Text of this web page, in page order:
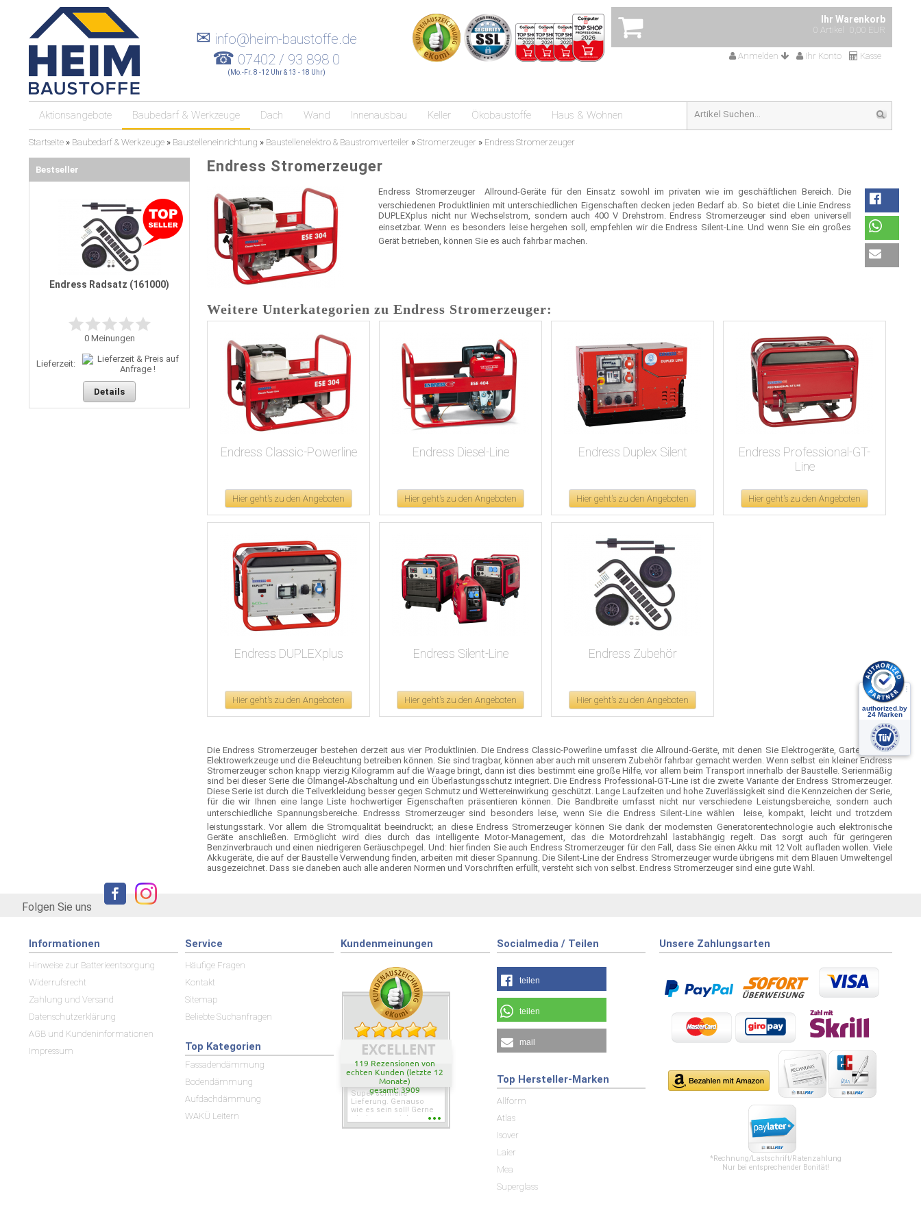
Ihr Warenkorb
0 Artikel 0,00 EUR
Anmelden Ihr Konto Kasse
✉ info@heim-baustoffe.de
☎ 07402 / 93 898 0
(Mo.-Fr. 8 -12 Uhr & 13 - 18 Uhr)
Aktionsangebote Baubedarf & Werkzeuge Dach Wand Innenausbau Keller Ökobaustoffe Haus & Wohnen
Startseite » Baubedarf & Werkzeuge » Baustelleneinrichtung » Baustellenelektro & Baustromverteiler » Stromerzeuger » Endress Stromerzeuger
Endress Stromerzeuger
Endress Stromerzeuger  Allround-Geräte für den Einsatz sowohl im privaten wie im geschäftlichen Bereich. Die
verschiedenen Produktlinien mit unterschiedlichen Eigenschaften decken jeden Bedarf ab. So bietet die Linie Endress
DUPLEXplus nicht nur Wechselstrom, sondern auch 400 V Drehstrom. Endress Stromerzeuger sind eben universell
einsetzbar. Wenn es besonders leise hergehen soll, empfehlen wir die Endress Silent-Line. Und wenn Sie ein großes
Gerät betrieben, können Sie es auch fahrbar machen.
Weitere Unterkategorien zu Endress Stromerzeuger:
Endress Classic-Powerline
Hier geht's zu den Angeboten
Endress Diesel-Line
Hier geht's zu den Angeboten
Endress Duplex Silent
Hier geht's zu den Angeboten
Endress Professional-GT-
Line
Hier geht's zu den Angeboten
Endress DUPLEXplus
Hier geht's zu den Angeboten
Endress Silent-Line
Hier geht's zu den Angeboten
Endress Zubehör
Hier geht's zu den Angeboten
Die Endress Stromerzeuger bestehen derzeit aus vier Produktlinien. Die Endress Classic-Powerline umfasst die Allround-Geräte, mit denen Sie Elektrogeräte, Gartengeräte,
Elektrowerkzeuge und die Beleuchtung betreiben können. Sie sind tragbar, können aber auch mit unserem Zubehör fahrbar gemacht werden. Wenn selbst ein kleiner Endress
Stromerzeuger schon knapp vierzig Kilogramm auf die Waage bringt, dann ist dies bestimmt eine große Hilfe, vor allem beim Transport innerhalb der Baustelle. Serienmäßig
sind bei dieser Serie die Ölmangel-Abschaltung und ein Überlastungsschutz integriert. Die Endress Professional-GT-Line ist die zweite Variante der Endress Stromerzeuger.
Diese Serie ist durch die Teilverkleidung besser gegen Schmutz und Wettereinwirkung geschützt. Lange Laufzeiten und hohe Zuverlässigkeit sind die Kennzeichen der Serie,
für die wir Ihnen eine lange Liste hochwertiger Eigenschaften präsentieren können. Die Bandbreite umfasst nicht nur verschiedene Leistungsbereiche, sondern auch
unterschiedliche Spannungsbereiche. Endresss Stromerzeuger sind besonders leise, wenn Sie die Endress Silent-Line wählen  leise, kompakt, leicht und trotzdem
leistungsstark. Vor allem die Stromqualität beeindruckt; an diese Endress Stromerzeuger können Sie dank der modernsten Generatorentechnologie auch elektronische
Geräte anschließen. Ermöglicht wird dies durch das intelligente Motor-Management, das die Motordrehzahl lastabhängig regelt. Das sorgt auch für geringeren
Benzinverbrauch und einen niedrigeren Geräuschpegel. Und: hier finden Sie auch Endress Stromerzeuger für den Fall, dass Sie einen Akku mit 12 Volt aufladen wollen. Viele
Akkugeräte, die auf der Baustelle Verwendung finden, arbeiten mit dieser Spannung. Die Silent-Line der Endress Stromerzeuger wurde übrigens mit dem Blauen Umweltengel
ausgezeichnet. Dass sie daneben auch alle anderen Normen und Vorschriften erfüllt, versteht sich von selbst. Endress Stromerzeuger sind eine gute Wahl.
Bestseller
Endress Radsatz (161000)
0Meinungen
Lieferzeit:
Details
Folgen Sie uns
Informationen
Hinweise zur Batterieentsorgung
Widerrufsrecht
Zahlung und Versand
Datenschutzerklärung
AGB und Kundeninformationen
Impressum
Service
Häufige Fragen
Kontakt
Sitemap
Beliebte Suchanfragen
Top Kategorien
Fassadendämmung
Bodendämmung
Aufdachdämmung
WAKÜ Leitern
Kundenmeinungen
EXCELLENT
119 Rezensionen von
echten Kunden (letzte 12
Monate)
gesamt: 3909
Super schnelle
Lieferung. Genauso
wie es sein soll! Gerne
wieder wenn ich was
Socialmedia / Teilen
teilen
teilen
mail
Unsere Zahlungsarten
*Rechnung/Lastschrift/Ratenzahlung
Nur bei entsprechender Bonität!
Top Hersteller-Marken
Allform
Atlas
Isover
Laier
Mea
Superglass